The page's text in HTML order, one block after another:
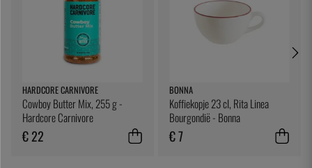
HARDCORE CARNIVORE
Cowboy Butter Mix, 255 g -
Hardcore Carnivore
€ 22
BONNA
Koffiekopje 23 cl, Rita Linea
Bourgondië - Bonna
€ 7